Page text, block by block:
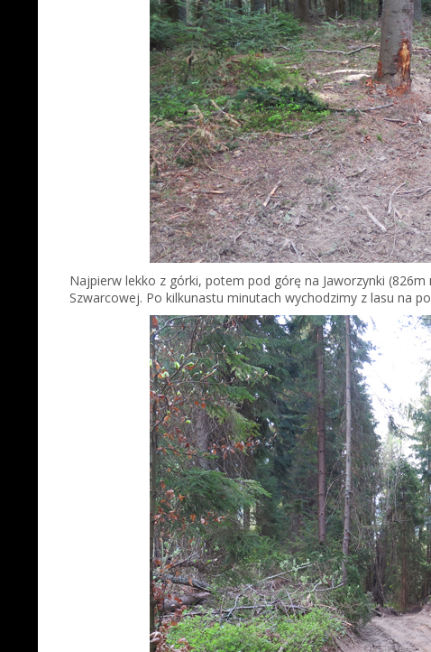
Najpierw lekko z górki, potem pod górę na Jaworzynki
Szwarcowej. Po kilkunastu minutach wychodzimy z lasu na